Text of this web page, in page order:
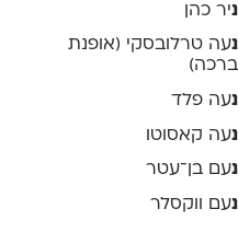
ניר כהן
נעה טרלובסקי (אופנת
ברכה)
נעה פלד
נעה קאסוטו
נעם בן־עטר
נעם ווקסלר